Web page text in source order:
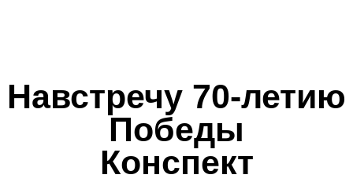
Навстречу 70-летию
Победы
Конспект